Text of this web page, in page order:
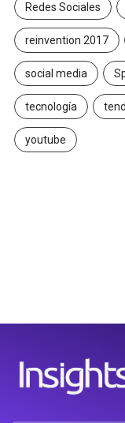
Redes Sociales
reinvention 2017
social media
tecnología
youtube